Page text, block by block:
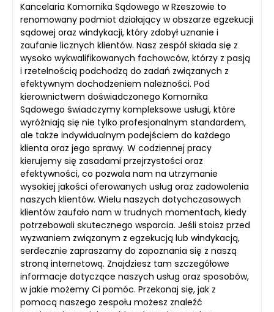
Kancelaria Komornika Sądowego w Rzeszowie to
renomowany podmiot działający w obszarze egzekucji
sądowej oraz windykacji, który zdobył uznanie i
zaufanie licznych klientów. Nasz zespół składa się z
wysoko wykwalifikowanych fachowców, którzy z pasją
i rzetelnością podchodzą do zadań związanych z
efektywnym dochodzeniem należności. Pod
kierownictwem doświadczonego Komornika
Sądowego świadczymy kompleksowe usługi, które
wyróżniają się nie tylko profesjonalnym standardem,
ale także indywidualnym podejściem do każdego
klienta oraz jego sprawy. W codziennej pracy
kierujemy się zasadami przejrzystości oraz
efektywności, co pozwala nam na utrzymanie
wysokiej jakości oferowanych usług oraz zadowolenia
naszych klientów. Wielu naszych dotychczasowych
klientów zaufało nam w trudnych momentach, kiedy
potrzebowali skutecznego wsparcia. Jeśli stoisz przed
wyzwaniem związanym z egzekucją lub windykacją,
serdecznie zapraszamy do zapoznania się z naszą
stroną internetową. Znajdziesz tam szczegółowe
informacje dotyczące naszych usług oraz sposobów,
w jakie możemy Ci pomóc. Przekonaj się, jak z
pomocą naszego zespołu możesz znaleźć